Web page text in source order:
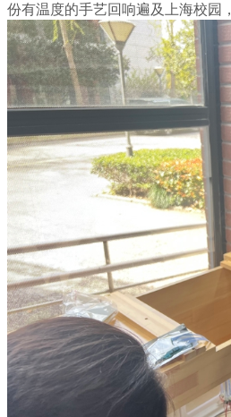
份有温度的手艺回响遍及上海校园，